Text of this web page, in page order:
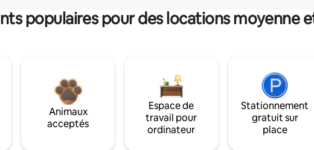
populaires pour des locations moyenne
Animaux
acceptés
Espace de
travail pour
ordinateur
Stationnement
gratuit sur
place